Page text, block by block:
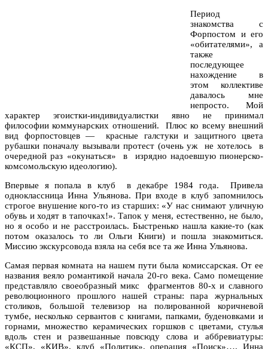
Период
знакомства с
Форпостом и его
«обитателями», а
также
последующее
нахождение в
этом коллективе
давалось мне
непросто. Мой
характер эгоистки-индивидуалистки явно не принимал
философии коммунарских отношений.
Плюс ко всему внешний
вид форпостовцев —
красные галстуки и защитного цвета
рубашки поначалу вызывали протест (очень уж
не хотелось
в
очередной раз «окунаться»
в
изрядно надоевшую пионерско-
комсомольскую идеологию).
Впервые я попала в клуб
в декабре 1984 года.
Привела
одноклассница Инна Ульянова. При входе в клуб запомнилось
строгое внушение кого-то из старших: «У нас снимают уличную
обувь и ходят в тапочках!». Тапок у меня, естественно, не было,
но я особо и не расстроилась. Быстренько нашла какие-то (как
потом оказалось то ли Ольги Книги) и пошла знакомиться.
Миссию экскурсовода взяла на себя все та же Инна Ульянова.
Самая первая комната на нашем пути была комиссарская. От ее
названия веяло романтикой начала 20-го века. Само помещение
представляло своеобразный микс
фрагментов 80-х и славного
революционного прошлого нашей страны: пара журнальных
столиков, большой телевизор на полированной коричневой
тумбе, несколько сервантов с книгами, папками, буденовками и
горнами, множество керамических горшков с цветами, стулья
вдоль стен и развешанные повсюду слова и аббревиатуры:
«КСП», «КИВ», клуб «Политик», операция «Поиск»…. Инна